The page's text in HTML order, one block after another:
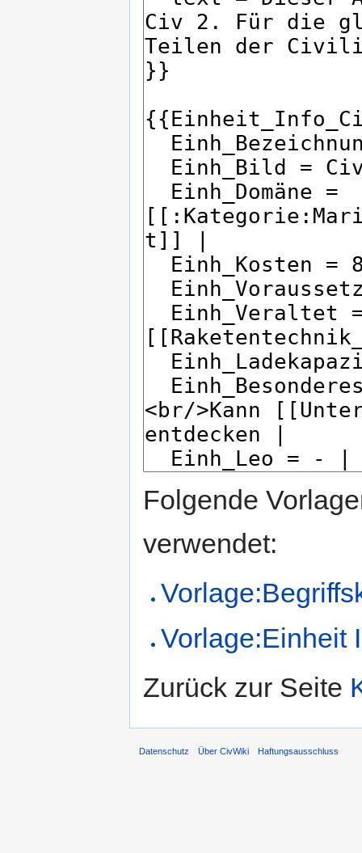
Folgende
verwendet:
Vorlage:Einheit
Zurück zur Seite
Datenschutz Über CivWiki Haftungsausschluss